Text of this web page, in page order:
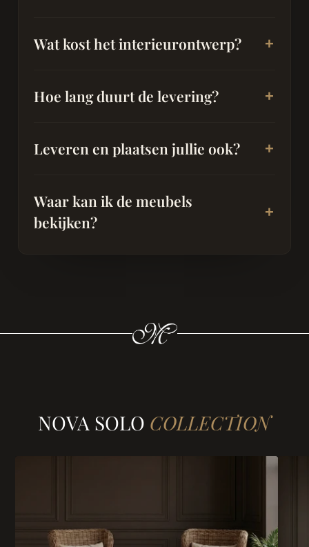
Wat kost het interieurontwerp?
Hoe lang duurt de levering?
Leveren en plaatsen jullie ook?
Waar kan ik de meubels
bekijken?
NOVA SOLO COLLECTION